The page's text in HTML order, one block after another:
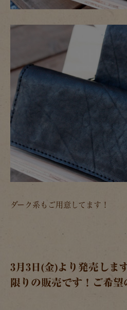
ダーク系もご用意してます！
3月3日(金)より発売しま
限りの販売です！ご希望